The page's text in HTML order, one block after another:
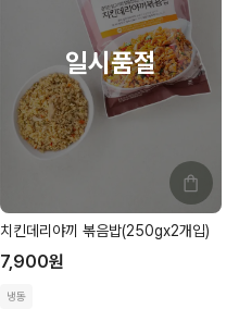
치킨데리야끼 볶음밥(250gx2개입)
7,900원
냉동